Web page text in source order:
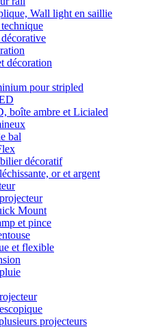
Wall light en saillie
décoration
pour stripled
boîte ambre et Licialed
bal
décoratif
or et argent
Mount
et pince
et flexible
projecteurs